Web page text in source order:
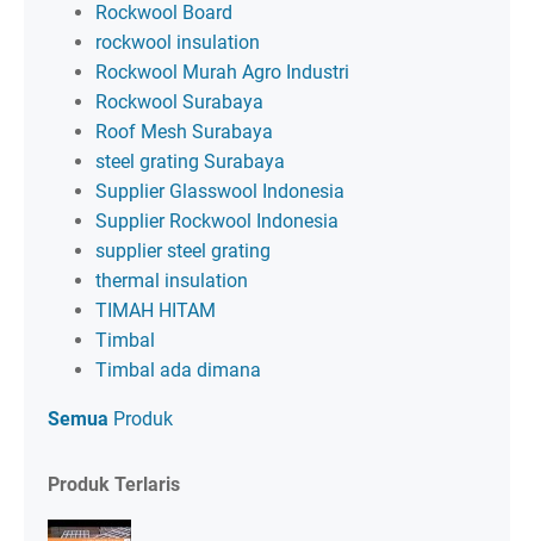
Rockwool Board
rockwool insulation
Rockwool Murah Agro Industri
Rockwool Surabaya
Roof Mesh Surabaya
steel grating Surabaya
Supplier Glasswool Indonesia
Supplier Rockwool Indonesia
supplier steel grating
thermal insulation
TIMAH HITAM
Timbal
Timbal ada dimana
Semua Produk
Produk Terlaris